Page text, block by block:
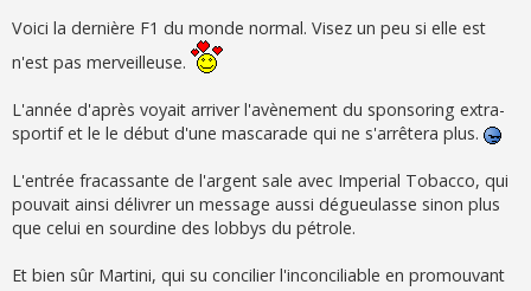
Voici la dernière F1 du monde normal. Visez un peu si elle est
n'est pas merveilleuse.
L'année d'après voyait arriver l'avènement du sponsoring extra-
sportif et le le début d'une mascarade qui ne s'arrêtera plus.
L'entrée fracassante de l'argent sale avec Imperial Tobacco, qui
pouvait ainsi délivrer un message aussi dégueulasse sinon plus
que celui en sourdine des lobbys du pétrole.
Et bien sûr Martini, qui su concilier l'inconciliable en promouvant